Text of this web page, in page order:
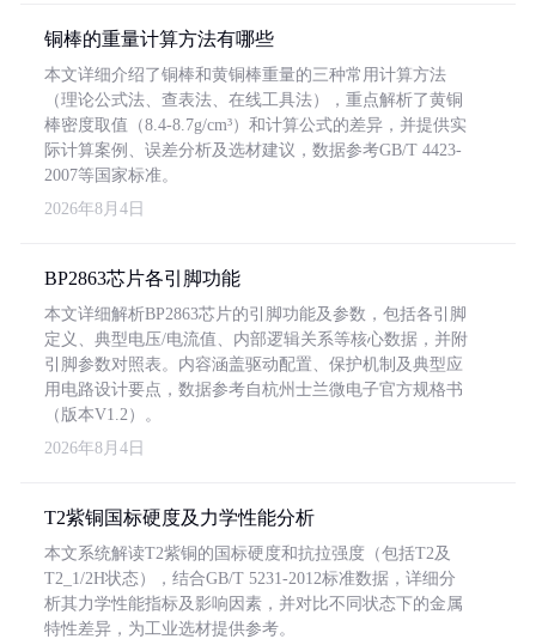
铜棒的重量计算方法有哪些
本文详细介绍了铜棒和黄铜棒重量的三种常用计算方法
（理论公式法、查表法、在线工具法），重点解析了黄铜
棒密度取值（8.4-8.7g/cm³）和计算公式的差异，并提供实
际计算案例、误差分析及选材建议，数据参考GB/T 4423-
2007等国家标准。
2026年8月4日
BP2863芯片各引脚功能
本文详细解析BP2863芯片的引脚功能及参数，包括各引脚
定义、典型电压/电流值、内部逻辑关系等核心数据，并附
引脚参数对照表。内容涵盖驱动配置、保护机制及典型应
用电路设计要点，数据参考自杭州士兰微电子官方规格书
（版本V1.2）。
2026年8月4日
T2紫铜国标硬度及力学性能分析
本文系统解读T2紫铜的国标硬度和抗拉强度（包括T2及
T2_1/2H状态），结合GB/T 5231-2012标准数据，详细分
析其力学性能指标及影响因素，并对比不同状态下的金属
特性差异，为工业选材提供参考。